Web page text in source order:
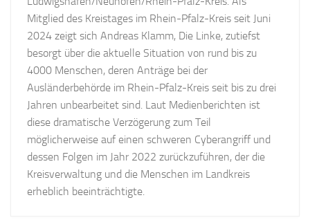
Mitglied des Kreistages im Rhein-Pfalz-Kreis seit Juni
2024 zeigt sich Andreas Klamm, Die Linke, zutiefst
besorgt über die aktuelle Situation von rund bis zu
4000 Menschen, deren Anträge bei der
Ausländerbehörde im Rhein-Pfalz-Kreis seit bis zu drei
Jahren unbearbeitet sind. Laut Medienberichten ist
diese dramatische Verzögerung zum Teil
möglicherweise auf einen schweren Cyberangriff und
dessen Folgen im Jahr 2022 zurückzuführen, der die
Kreisverwaltung und die Menschen im Landkreis
erheblich beeinträchtigte.